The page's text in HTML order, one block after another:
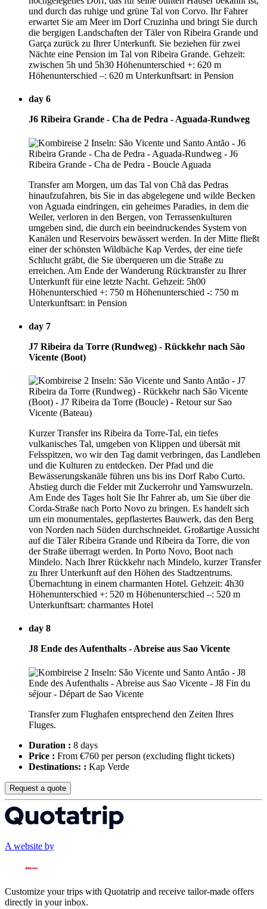
und durch das ruhige und grüne Tal von Corvo. Ihr Fahrer
erwartet Sie am Meer im Dorf Cruzinha und bringt Sie durch
die bergigen Landschaften der Täler von Ribeira Grande und
Garça zurück zu Ihrer Unterkunft. Sie beziehen für zwei
Nächte eine Pension im Tal von Ribeira Grande. Gehzeit:
zwischen 5h und 5h30 Höhenunterschied +: 620 m
Höhenunterschied –: 620 m Unterkunftsart: in Pension
day 6
J6 Ribeira Grande - Cha de Pedra - Aguada-Rundweg
Transfer am Morgen, um das Tal von Chã das Pedras
hinaufzufahren, bis Sie in das abgelegene und wilde Becken
von Aguada eindringen, ein geheimes Paradies, in dem die
Weiler, verloren in den Bergen, von Terrassenkulturen
umgeben sind, die durch ein beeindruckendes System von
Kanälen und Reservoirs bewässert werden. In der Mitte fließt
einer der schönsten Wildbäche Kap Verdes, der eine tiefe
Schlucht gräbt, die Sie überqueren um die Straße zu
erreichen. Am Ende der Wanderung Rücktransfer zu Ihrer
Unterkunft für eine letzte Nacht. Gehzeit: 5h00
Höhenunterschied +: 750 m Höhenunterschied -: 750 m
Unterkunftsart: in Pension
day 7
J7 Ribeira da Torre (Rundweg) - Rückkehr nach São
Vicente (Boot)
Kurzer Transfer ins Ribeira da Torre-Tal, ein tiefes
vulkanisches Tal, umgeben von Klippen und übersät mit
Felsspitzen, wo wir den Tag damit verbringen, das Landleben
und die Kulturen zu entdecken. Der Pfad und die
Bewässerungskanäle führen uns bis ins Dorf Rabo Curto.
Abstieg durch die Felder mit Zuckerrohr und Yamswurzeln.
Am Ende des Tages holt Sie Ihr Fahrer ab, um Sie über die
Corda-Straße nach Porto Novo zu bringen. Es handelt sich
um ein monumentales, gepflastertes Bauwerk, das den Berg
von Norden nach Süden durchschneidet. Großartige Aussicht
auf die Täler Ribeira Grande und Ribeira da Torre, die von
der Straße überragt werden. In Porto Novo, Boot nach
Mindelo. Nach Ihrer Rückkehr nach Mindelo, kurzer Transfer
zu Ihrer Unterkunft auf den Höhen des Stadtzentrums.
Übernachtung in einem charmanten Hotel. Gehzeit: 4h30
Höhenunterschied +: 520 m Höhenunterschied –: 520 m
Unterkunftsart: charmantes Hotel
day 8
J8 Ende des Aufenthalts - Abreise aus Sao Vicente
Transfer zum Flughafen entsprechend den Zeiten Ihres
Fluges.
Duration : 8 days
Price : From €760 per person (excluding flight tickets)
Destinations: : Kap Verde
Request a quote
A website by
Customize your trips with Quotatrip and receive tailor-made offers
directly in your inbox.